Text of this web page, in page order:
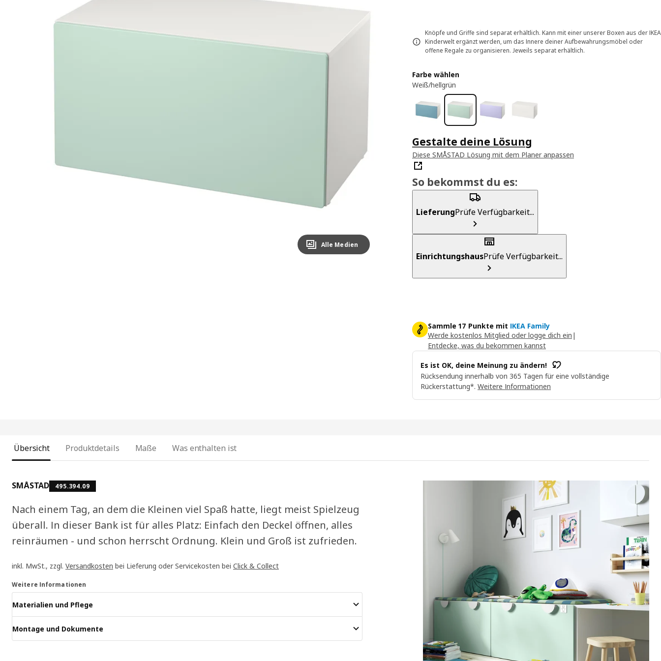
Alle Medien
Knöpfe und Griffe sind separat erhältlich. Kann mit einer unserer Boxen aus der IKEA
Kinderwelt ergänzt werden, um das Innere deiner Aufbewahrungsmöbel oder
offene Regale zu organisieren. Jeweils separat erhältlich.
Farbe wählen
Weiß/hellgrün
Gestalte deine Lösung
Diese SMÅSTAD Lösung mit dem Planer anpassen
So bekommst du es:
LieferungPrüfe Verfügbarkeit...
EinrichtungshausPrüfe Verfügbarkeit...
Sammle 17 Punkte mit IKEA Family
Werde kostenlos Mitglied oder logge dich ein |
Entdecke, was du bekommen kannst
Es ist OK, deine Meinung zu ändern!
Rücksendung innerhalb von 365 Tagen für eine vollständige
Rückerstattung*. Weitere Informationen
Übersicht Produktdetails Maße Was enthalten ist
SMÅSTAD 495.394.09
Nach einem Tag, an dem die Kleinen viel Spaß hatte, liegt meist Spielzeug
überall. In dieser Bank ist für alles Platz: Einfach den Deckel öffnen, alles
reinräumen - und schon herrscht Ordnung. Klein und Groß ist zufrieden.
inkl. MwSt., zzgl. Versandkosten bei Lieferung oder Servicekosten bei Click & Collect
Weitere Informationen
Materialien und Pflege
Montage und Dokumente